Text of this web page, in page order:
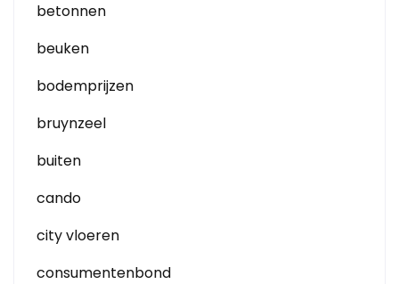
betonnen
beuken
bodemprijzen
bruynzeel
buiten
cando
city vloeren
consumentenbond